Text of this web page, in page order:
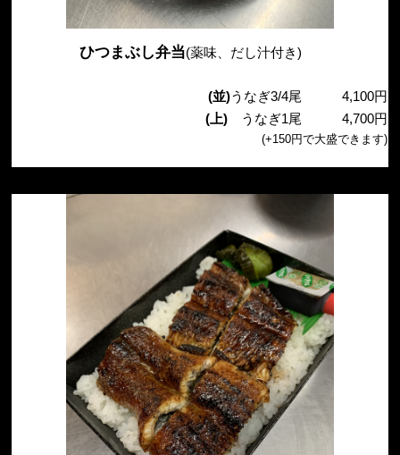
ひつまぶし弁当(薬味、だし汁付き)
(並)うなぎ3/4尾
4,100円
(上) うなぎ1尾 4,700円
(+150円で大盛できます)